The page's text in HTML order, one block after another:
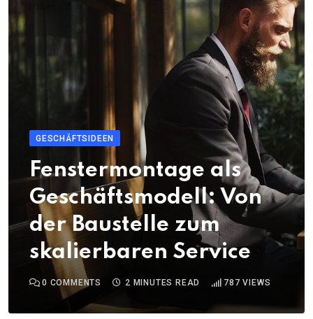
GESCHÄFTSIDEEN
Fenstermontage als
Geschäftsmodell: Von
der Baustelle zum
skalierbaren Service
0 COMMENTS 2 MINUTES READ 787 VIEWS